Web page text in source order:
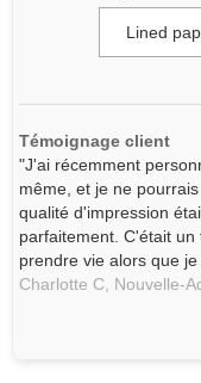
Témoignage client
"J'ai récemment
même, et je ne
qualité d'impression
parfaitement. C'était
prendre vie alors que
Charlotte C,
Nouvelle-